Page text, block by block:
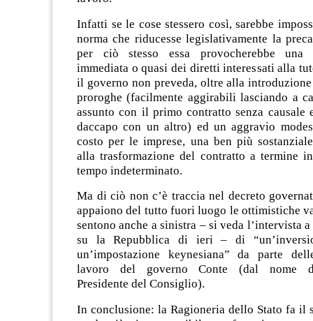
Infatti se le cose stessero così, sarebbe
norma che riducesse legislativamente la
per ciò stesso essa provocherebbe una
immediata o quasi dei diretti interessati alla
il governo non preveda, oltre alla
proroghe (facilmente aggirabili lasciando a
assunto con il primo contratto senza causale
daccapo con un altro) ed un aggravio
costo per le imprese, una ben più
alla trasformazione del contratto a termine
tempo indeterminato.
Ma di ciò non c’è traccia nel decreto
appaiono del tutto fuori luogo le ottimistiche
sentono anche a sinistra – si veda l’intervista a
su la Repubblica di ieri – di
un’impostazione keynesiana” da parte
lavoro del governo Conte (dal nome
Presidente del Consiglio).
In conclusione: la Ragioneria dello Stato fa il